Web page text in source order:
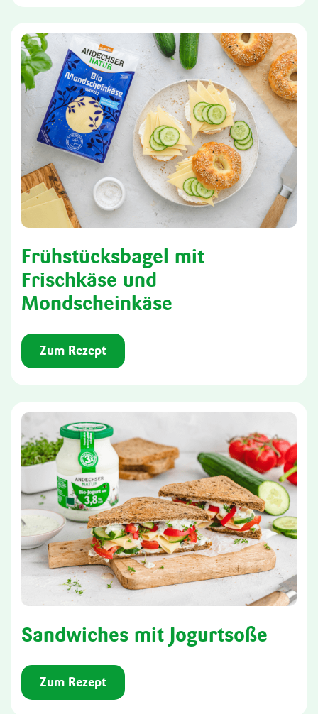
Frühstücksbagel mit
Frischkäse und
Mondscheinkäse
Zum Rezept
Sandwiches mit Jogurtsoße
Zum Rezept